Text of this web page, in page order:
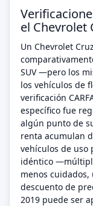
el Chevrolet
Un Chevrolet
SUV —pero los
los vehículos de
verificación
específico fue
algún punto de
renta acumulan
vehículos de uso
idéntico
menos
descuento de
2019 puede ser